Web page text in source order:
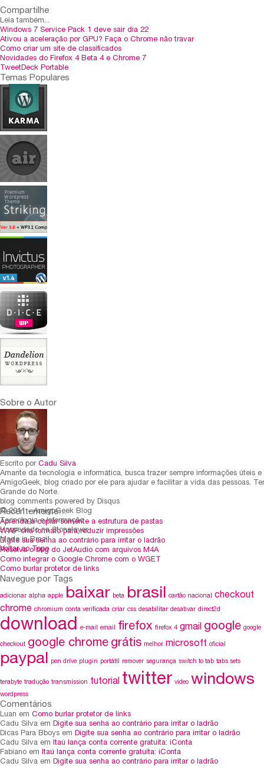
Compartilhe
Leia também...
Windows 7 Service Pack 1 deve sair dia 22
Ativou a aceleração por GPU? Faça o Chrome não travar
Como criar um site de classificados
Novidades do Firefox 4 Beta 4 e Chrome 7
TweetDeck Portable
Temas Populares
Sobre o Autor
Escrito por Cadu Silva
Amante da tecnologia e informática, busca trazer sempre informações úteis
AmigoGeek, blog criado por ele para ajudar e facilitar a vida das pessoas.
Grande do Norte.
blog comments powered by Disqus
Recentemente…
Aprenda a copiar somente a estrutura de pastas
WWF cria formato para reduzir impressões
Digite sua senha ao contrário para irritar o ladrão
Resolva o bug do JetAudio com arquivos M4A
Como integrar o Google Chrome com o WGET
Como burlar protetor de links
Navegue por Tags
adicionar alpha apple baixar beta brasil cartão nacional
checkout
chrome chromium conta verificada criar css desabilitar desativar direct2d
download e-mail email firefox firefox 4 gmail google google
checkout google chrome grátis melhor microsoft oficial
paypal pen drive plugin portátil remover segurança switch to tab tabs sets
terabyte tradução transmission tutorial twitter video windows
wordpress
Comentários
Luan em Como burlar protetor de links
Cadu Silva em Digite sua senha ao contrário para irritar o ladrão
Dicas Para Bboys em Digite sua senha ao contrário para irritar o ladrão
Cadu Silva em Itaú lança conta corrente gratuita: iConta
Fabiano em Itaú lança conta corrente gratuita: iConta
Cadu Silva em Digite sua senha ao contrário para irritar o ladrão
© 2011 - AmigoGeek Blog
Tecnologia e Informação
Hospedado na Stonelayer
Made in Brazil
Voltar ao Topo